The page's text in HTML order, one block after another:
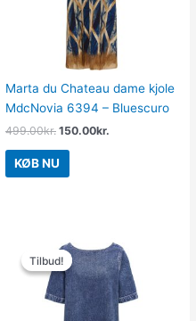
Marta du Chateau dame kjole
MdcNovia 6394 – Bluescuro
499.00kr. 150.00kr.
KØB NU
Tilbud!
Tilbud!
oprindelige
pris
var:
329.95kr..
aktuelle
pris
er:
100.00kr..